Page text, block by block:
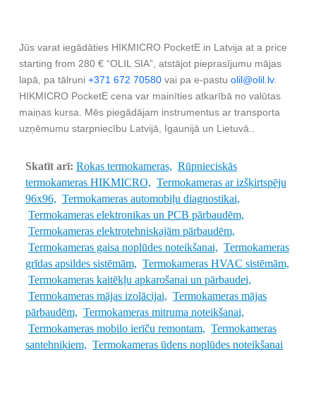
Jūs varat iegādāties HIKMICRO PocketE in Latvija at a price
starting from 280 € “OLIL SIA”, atstājot pieprasījumu mājas
lapā, pa tālruni +371 672 70580 vai pa e-pastu olil@olil.lv.
HIKMICRO PocketE cena var mainīties atkarībā no valūtas
maiņas kursa. Mēs piegādājam instrumentus ar transporta
uzņēmumu starpniecību Latvijā, Igaunijā un Lietuvā..
Skatīt arī: Rokas termokameras, Rūpnieciskās
termokameras HIKMICRO, Termokameras ar izšķirtspēju
96x96, Termokameras automobiļu diagnostikai,
Termokameras elektronikas un PCB pārbaudēm,
Termokameras elektrotehniskajām pārbaudēm,
Termokameras gaisa noplūdes noteikšanai, Termokameras
grīdas apsildes sistēmām, Termokameras HVAC sistēmām,
Termokameras kaitēkļu apkarošanai un pārbaudei,
Termokameras mājas izolācijai, Termokameras mājas
pārbaudēm, Termokameras mitruma noteikšanai,
Termokameras mobilo ierīču remontam, Termokameras
santehniķiem, Termokameras ūdens noplūdes noteikšanai